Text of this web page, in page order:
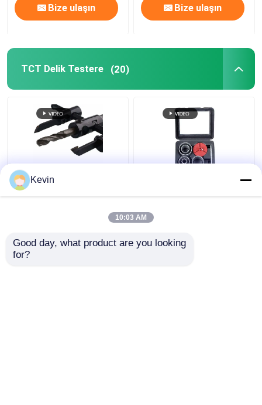
Bize ulaşın Bize ulaşın
TCT Delik Testere (20)
30-120mm
Düzenlenebilir TCT
En iyi fiyat
Topu Çukur Çakmak
Marble Tile Set
En iyi fiyat
Kevin
10:03 AM
Good day, what product are you looking
for?